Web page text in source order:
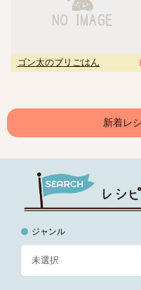
ゴン太のブリごはん
新着レ
ジャンル